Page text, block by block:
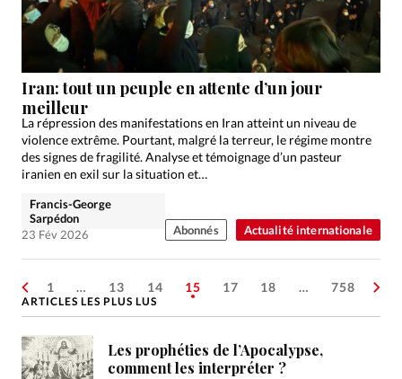
Actualité internationale
Iran: tout un peuple en attente d’un jour
meilleur
La répression des manifestations en Iran atteint un niveau de
violence extrême. Pourtant, malgré la terreur, le régime montre
des signes de fragilité. Analyse et témoignage d’un pasteur
iranien en exil sur la situation et…
Francis-George
Sarpédon
23 Fév 2026
Abonnés
1 … 13 14 15 17 18 … 758
ARTICLES LES PLUS LUS
Les prophéties de l’Apocalypse,
comment les interpréter ?